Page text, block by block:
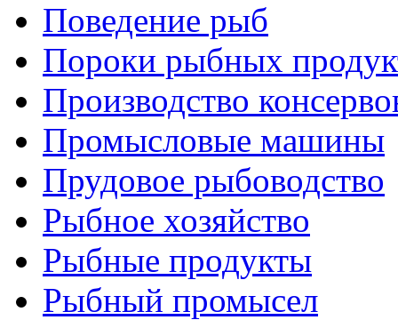
Поведение рыб
Пороки рыбных
Производство
Промысловые машины
Прудовое рыбоводство
Рыбное хозяйство
Рыбные продукты
Рыбный промысел